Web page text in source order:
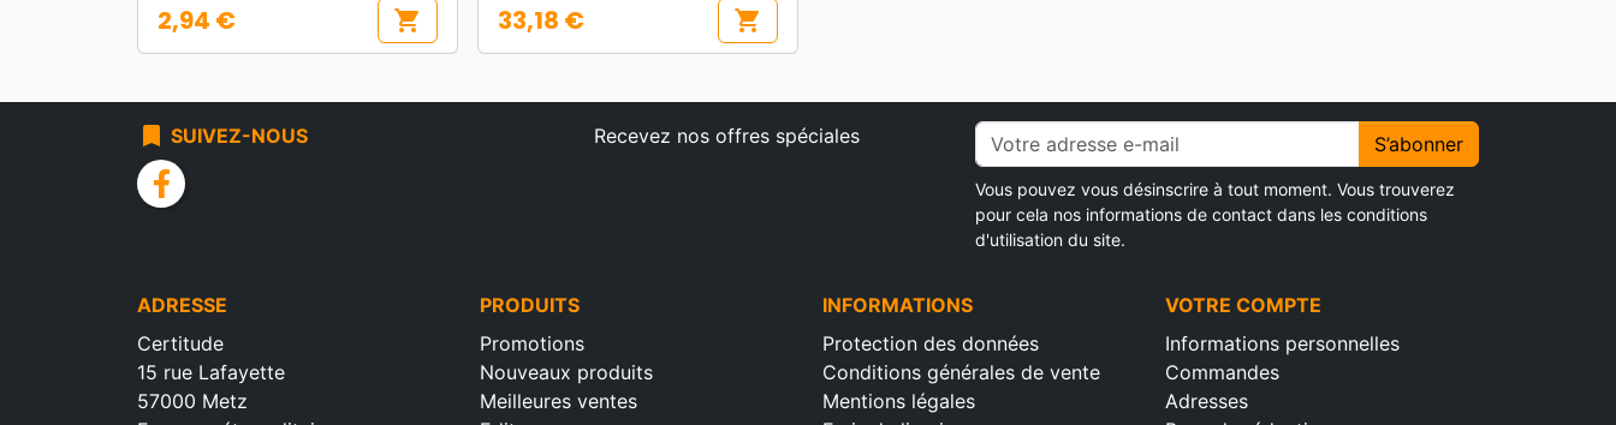
Prix
2,94 € shopping_cart Prix
33,18 € shopping_cart
bookmark SUIVEZ-NOUS
facebook
Recevez nos offres spéciales S’abonner
Vous pouvez vous désinscrire à tout moment. Vous trouverez
pour cela nos informations de contact dans les conditions
d'utilisation du site.
ADRESSE
Certitude
15 rue Lafayette
57000 Metz
PRODUITS
Promotions
Nouveaux produits
Meilleures ventes
INFORMATIONS
Protection des données
Conditions générales de vente
Mentions légales
VOTRE COMPTE
Informations personnelles
Commandes
Adresses